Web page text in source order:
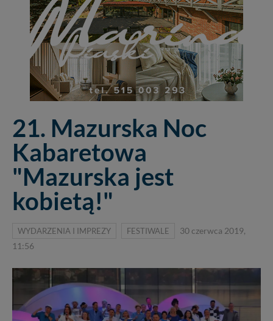
21. Mazurska Noc
Kabaretowa
"Mazurska jest
kobietą!"
WYDARZENIA I IMPREZY FESTIWALE
30 czerwca 2019,
11:56